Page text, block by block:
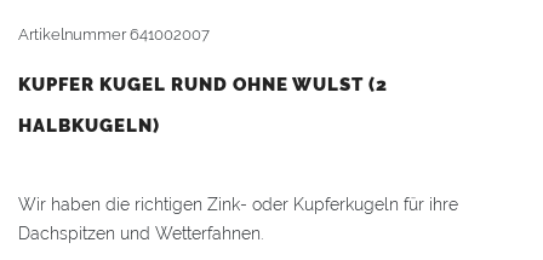
Artikelnummer641002007
KUPFER KUGEL RUND OHNE WULST (2
HALBKUGELN)
Wir haben die richtigen Zink- oder Kupferkugeln für ihre
Dachspitzen und Wetterfahnen.